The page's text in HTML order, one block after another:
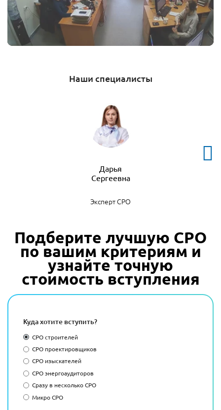
Наши специалисты
Дарья
Сергеевна
Эксперт СРО
Подберите лучшую СРО
по вашим критериям и
узнайте точную
стоимость вступления
Куда хотите вступить?
СРО строителей
СРО проектировщиков
СРО изыскателей
СРО энергоаудиторов
Сразу в несколько СРО
Микро СРО